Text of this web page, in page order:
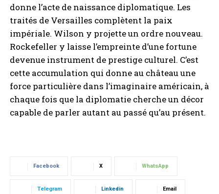
donne l’acte de naissance diplomatique. Les
traités de Versailles complètent la paix
impériale. Wilson y projette un ordre nouveau.
Rockefeller y laisse l’empreinte d’une fortune
devenue instrument de prestige culturel. C’est
cette accumulation qui donne au château une
force particulière dans l’imaginaire américain, à
chaque fois que la diplomatie cherche un décor
capable de parler autant au passé qu’au présent.
Facebook X WhatsApp
Telegram Linkedin Email